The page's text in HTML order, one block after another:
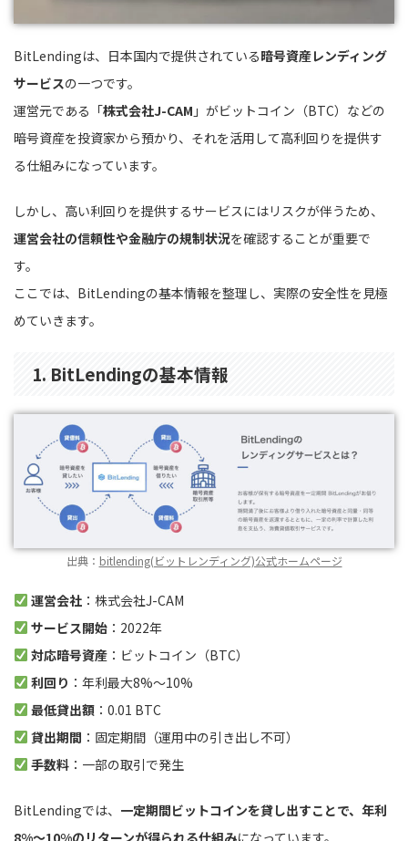
BitLendingは、日本国内で提供されている暗号資産レンディング
サービスの一つです。
運営元である「株式会社J-CAM 」がビットコイン（BTC）などの
暗号資産を投資家から預かり、それを活用して高利回りを提供す
る仕組みになっています。
しかし、高い利回りを提供するサービスにはリスクが伴うため、
運営会社の信頼性や金融庁の規制状況を確認することが重要で
す。
ここでは、BitLendingの基本情報を整理し、実際の安全性を見極
めていきます。
1. BitLendingの基本情報
出典： bitlending(ビットレンディング)公式ホームページ
運営会社：株式会社J-CAM
サービス開始：2022年
対応暗号資産：ビットコイン（BTC）
利回り ：年利最大8%〜10%
最低貸出額：0.01 BTC
貸出期間 ：固定期間（運用中の引き出し不可）
手数料：一部の取引で発生
BitLendingでは、 一定期間ビットコインを貸し出すことで、年利
8%〜10%のリターンが得られる仕組みになっています。